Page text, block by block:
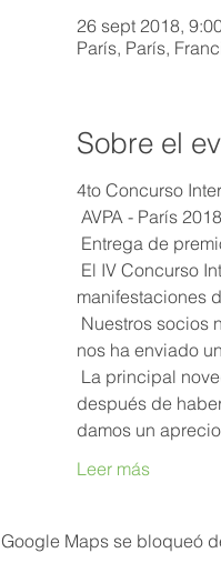
26 sept 2018,
París, París,
Sobre el
4to Concurso
AVPA - París 2018
Entrega de
manifestaciones
nos ha enviado
después de
damos un
Leer más
Google Maps se bloqueó